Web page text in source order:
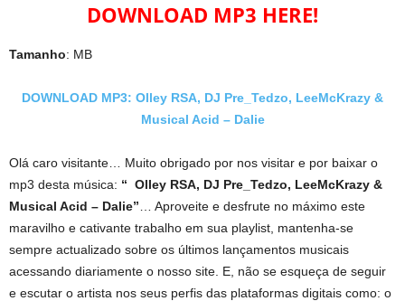
DOWNLOAD MP3 HERE!
Tamanho: MB
DOWNLOAD MP3: Olley RSA, DJ Pre_Tedzo, LeeMcKrazy &
Musical Acid – Dalie
Olá caro visitante… Muito obrigado por nos visitar e por baixar o
mp3 desta música: “ Olley RSA, DJ Pre_Tedzo, LeeMcKrazy &
Musical Acid – Dalie” … Aproveite e desfrute no máximo este
maravilho e cativante trabalho em sua playlist, mantenha-se
sempre actualizado sobre os últimos lançamentos musicais
acessando diariamente o nosso site. E, não se esqueça de seguir
e escutar o artista nos seus perfis das plataformas digitais como: o